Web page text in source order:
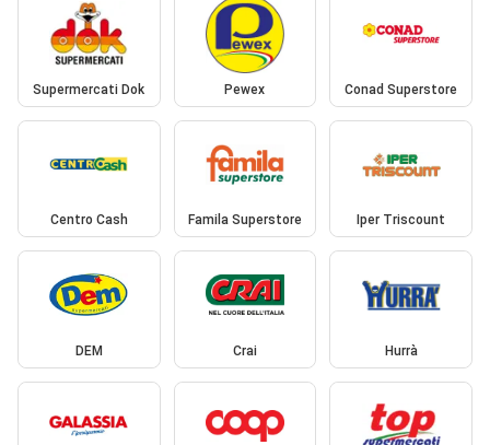
Supermercati Dok Pewex Conad Superstore
Centro Cash Famila Superstore Iper Triscount
DEM Crai Hurrà